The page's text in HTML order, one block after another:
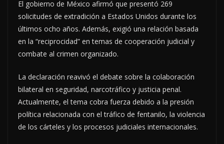
El gobierno de México afirmó que presentó 269
solicitudes de extradición a Estados Unidos durante los
últimos ocho años. Además, exigió una relación basada
en la “reciprocidad” en temas de cooperación judicial y
combate al crimen organizado.
La declaración reavivó el debate sobre la colaboración
bilateral en seguridad, narcotráfico y justicia penal.
Actualmente, el tema cobra fuerza debido a la presión
política relacionada con el tráfico de fentanilo, la violencia
de los cárteles y los procesos judiciales internacionales.